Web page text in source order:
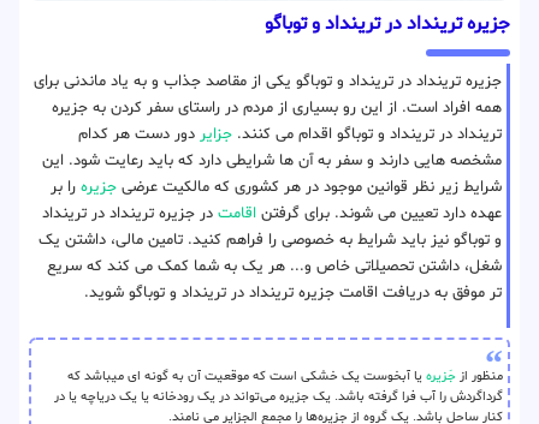
جزیره ترینداد در ترینداد‌ و توباگو
جزیره ترینداد در ترینداد‌ و توباگو یکی از مقاصد جذاب و به یاد ماندنی برای
همه افراد است. از این رو بسیاری از مردم در راستای سفر کردن به جزیره
ترینداد در ترینداد‌ و توباگو اقدام می کنند. جزایر دور دست هر کدام
مشخصه هایی دارند و سفر به آن ها شرایطی دارد که باید رعایت شود. این
شرایط زیر نظر قوانین موجود در هر کشوری که مالکیت عرضی جزیره را بر
عهده دارد تعیین می شوند. برای گرفتن اقامت در جزیره ترینداد در ترینداد‌
و توباگو نیز باید شرایط به خصوصی را فراهم کنید. تامین مالی، داشتن یک
شغل، داشتن تحصیلاتی خاص و... هر یک به شما کمک می کند که سریع
تر موفق به دریافت اقامت جزیره ترینداد در ترینداد‌ و توباگو شوید.
منظور از جَزیره یا آبخوست یک خشکی است که موقعیت آن به گونه ای میباشد که
گرداگردش را آب فرا گرفته باشد. یک جزیره می‌تواند در یک رودخانه یا یک دریاچه یا در
کنار ساحل باشد. یک گروه از جزیره‌ها را مجمع الجزایر می نامند.